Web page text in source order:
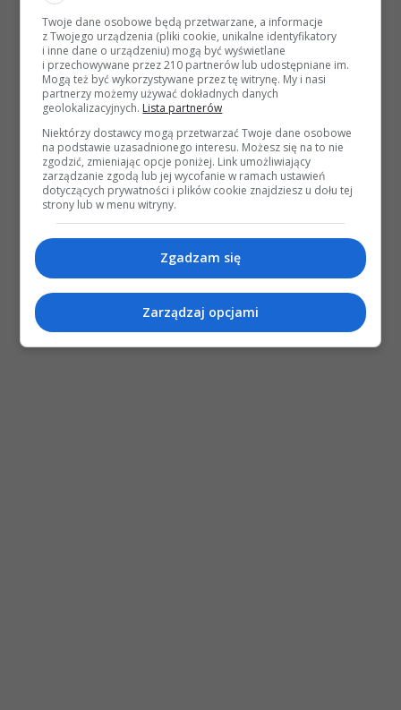
Twoje dane osobowe będą przetwarzane, a informacje
z Twojego urządzenia (pliki cookie, unikalne identyfikatory
i inne dane o urządzeniu) mogą być wyświetlane
i przechowywane przez 210 partnerów lub udostępniane im.
Mogą też być wykorzystywane przez tę witrynę. My i nasi
partnerzy możemy używać dokładnych danych
geolokalizacyjnych. Lista partnerów
Niektórzy dostawcy mogą przetwarzać Twoje dane osobowe
na podstawie uzasadnionego interesu. Możesz się na to nie
zgodzić, zmieniając opcje poniżej. Link umożliwiający
zarządzanie zgodą lub jej wycofanie w ramach ustawień
dotyczących prywatności i plików cookie znajdziesz u dołu tej
strony lub w menu witryny.
Zgadzam się
Zarządzaj opcjami